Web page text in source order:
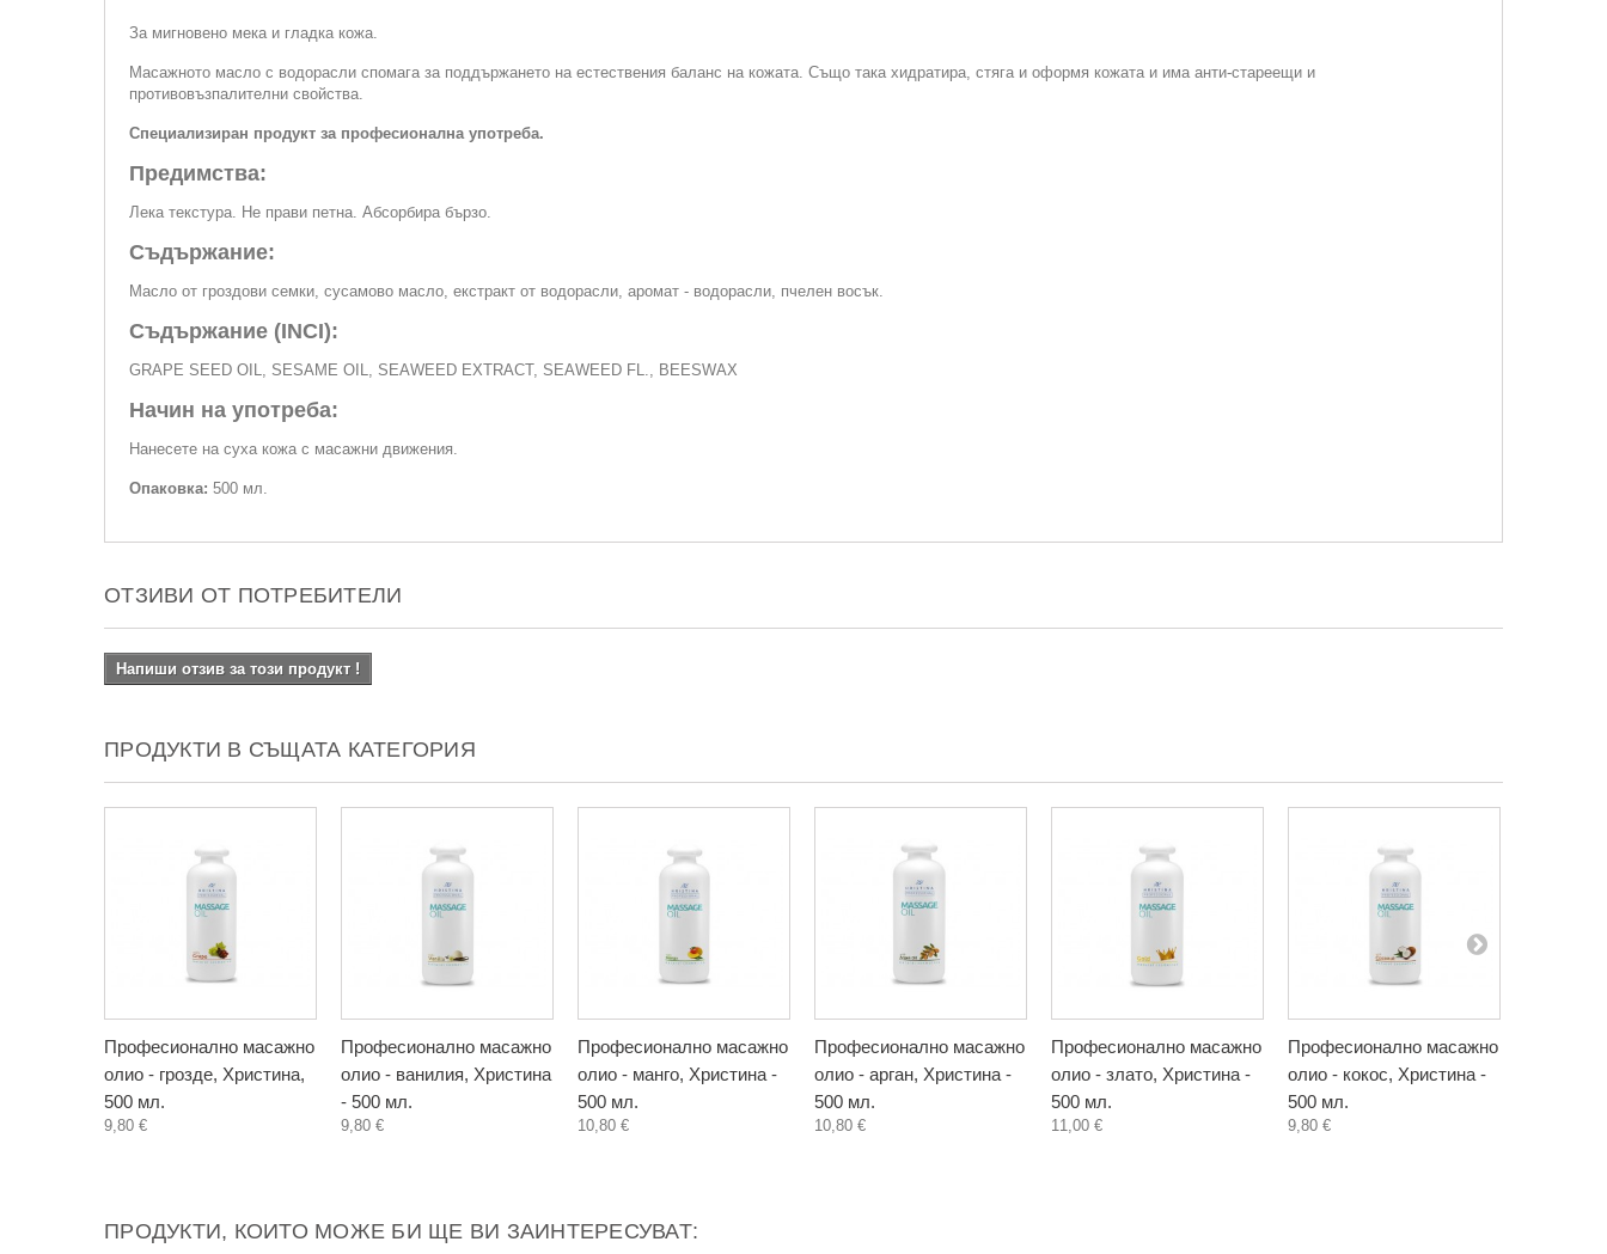
За мигновено мека и гладка кожа.
Масажното масло с водорасли спомага за поддържането на естествения баланс на кожата. Също така хидратира, стяга и оформя кожата и има анти-стареeщи и
противовъзпалителни свойства.
Специализиран продукт за професионална употреба.
Предимства:
Лека текстура. Не прави петна. Абсорбира бързо.
Съдържание:
Масло от гроздови семки, сусамово масло, екстракт от водорасли, аромат - водорасли, пчелен восък.
Съдържание (INCI):
GRAPE SEED OIL, SESAME OIL, SEAWEED EXTRACT, SEAWEED FL., BEESWAX
Начин на употреба:
Нанесете на суха кожа с масажни движения.
Опаковка: 500 мл.
ОТЗИВИ ОТ ПОТРЕБИТЕЛИ
Напиши отзив за този продукт !
ПРОДУКТИ В СЪЩАТА КАТЕГОРИЯ
Професионално масажно
олио - грозде, Христина,
500 мл.
9,80 €
Професионално масажно
олио - ванилия, Христина
- 500 мл.
9,80 €
Професионално масажно
олио - манго, Христина -
500 мл.
10,80 €
Професионално масажно
олио - арган, Христина -
500 мл.
10,80 €
Професионално масажно
олио - злато, Христина -
500 мл.
11,00 €
Професионално масажно
олио - кокос, Христина -
500 мл.
9,80 €
ПРОДУКТИ, КОИТО МОЖЕ БИ ЩЕ ВИ ЗАИНТЕРЕСУВАТ: